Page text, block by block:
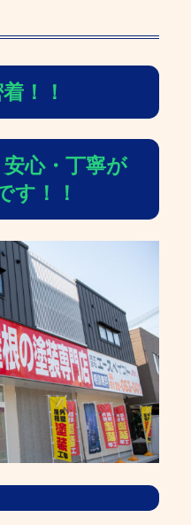
！！
心・丁寧が
す！！